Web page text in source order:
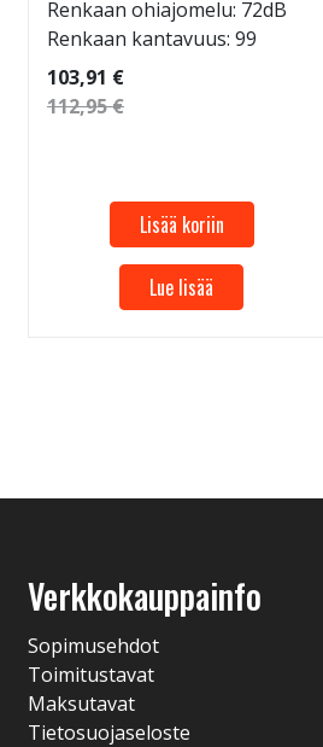
Renkaan ohiajomelu: 72dB
Renkaan kantavuus: 99
103,91 €
112,95 €
Lisää koriin
Lue lisää
Verkkokauppainfo
Sopimusehdot
Toimitustavat
Maksutavat
Tietosuojaseloste